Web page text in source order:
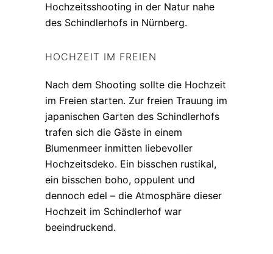
Hochzeitsshooting in der Natur nahe
des Schindlerhofs in Nürnberg.
HOCHZEIT IM FREIEN
Nach dem Shooting sollte die Hochzeit
im Freien starten. Zur freien Trauung im
japanischen Garten des Schindlerhofs
trafen sich die Gäste in einem
Blumenmeer inmitten liebevoller
Hochzeitsdeko. Ein bisschen rustikal,
ein bisschen boho, oppulent und
dennoch edel – die Atmosphäre dieser
Hochzeit im Schindlerhof war
beeindruckend.